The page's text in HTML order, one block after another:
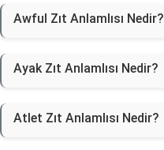
Awful Zıt Anlamlısı Nedir?
Ayak Zıt Anlamlısı Nedir?
Atlet Zıt Anlamlısı Nedir?